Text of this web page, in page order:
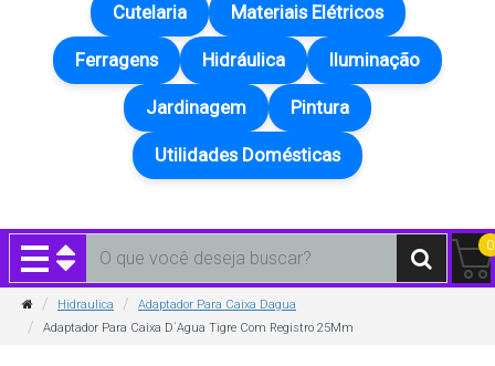
Cutelaria Materiais Elétricos
Ferragens Hidráulica Iluminação
Jardinagem Pintura
Utilidades Domésticas
0
Hidraulica
Adaptador Para Caixa Dagua
Adaptador Para Caixa D`Agua Tigre Com Registro 25Mm